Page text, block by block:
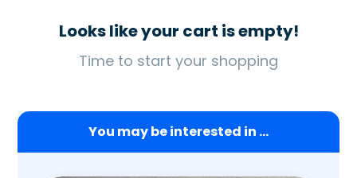
Looks like your cart is empty!
Time to start your shopping
You may be interested in ...